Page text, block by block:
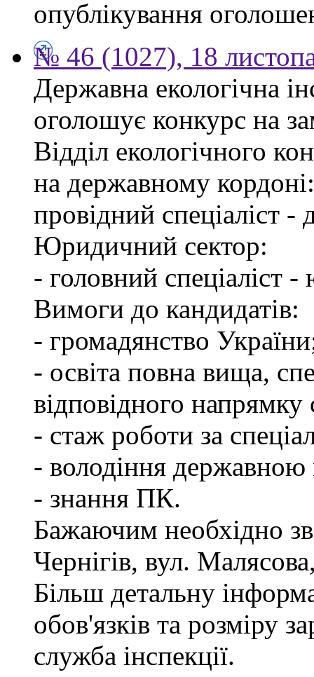
опублікування
№ 46 (1027), 18
Державна екологічна
оголошує конкурс на
Відділ екологічного
на державному кордоні:
провідний спеціаліст
Юридичний сектор:
- головний спеціаліст
Вимоги до кандидатів:
- громадянство
- освіта повна вища,
відповідного
- стаж роботи за
- володіння
- знання ПК.
Бажаючим необхідно
Чернігів, вул.
Більш детальну
обов'язків та розміру
служба інспекції.